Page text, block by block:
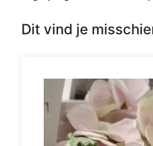
Dit vind je